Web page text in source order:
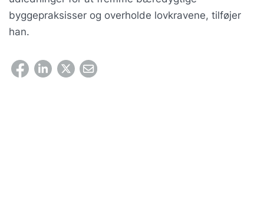
byggepraksisser og overholde lovkravene, tilføjer
han.